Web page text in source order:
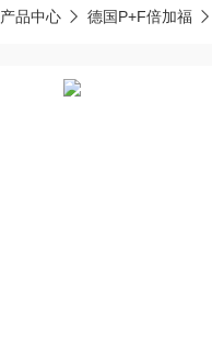
产品中心 德国P+F倍加福